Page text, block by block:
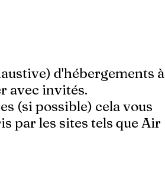
d'hébergements à
avec invités.
(si possible) cela vous
par les sites tels que Air